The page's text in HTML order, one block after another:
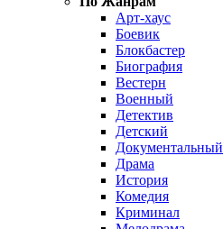
Арт-хаус
Боевик
Блокбастер
Биография
Вестерн
Военный
Детектив
Детский
Документальный
Драма
История
Комедия
Криминал